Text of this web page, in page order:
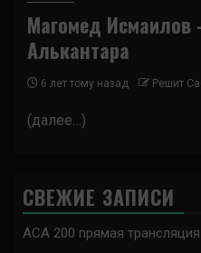
Магомед Исмаилов
Алькантара
6 лет тому назад Решит
(далее…)
СВЕЖИЕ ЗАПИСИ
ACA 200 прямая трансляция